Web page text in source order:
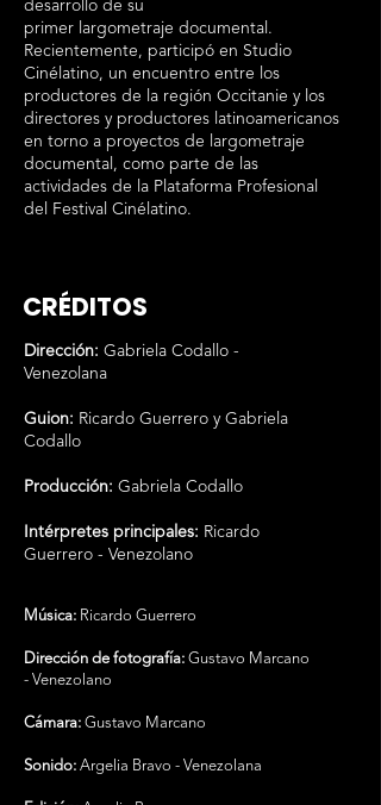
desarrollo de su
primer largometraje documental.
Recientemente, participó en Studio
Cinélatino, un encuentro entre los
productores de la región Occitanie y los
directores y productores latinoamericanos
en torno a proyectos de largometraje
documental, como parte de las
actividades de la Plataforma Profesional
del Festival Cinélatino.
CRÉDITOS
Dirección: Gabriela Codallo -
Venezolana
Guion: Ricardo Guerrero y Gabriela
Codallo
Producción: Gabriela Codallo
Intérpretes principales: Ricardo
Guerrero - Venezolano
Música: Ricardo Guerrero
Dirección de fotografía: Gustavo Marcano
- Venezolano
Cámara: Gustavo Marcano
Sonido: Argelia Bravo - Venezolana